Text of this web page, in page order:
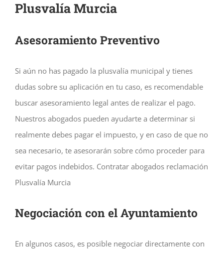
Plusvalía Murcia
Asesoramiento Preventivo
Si aún no has pagado la plusvalía municipal y tienes
dudas sobre su aplicación en tu caso, es recomendable
buscar asesoramiento legal antes de realizar el pago.
Nuestros abogados pueden ayudarte a determinar si
realmente debes pagar el impuesto, y en caso de que no
sea necesario, te asesorarán sobre cómo proceder para
evitar pagos indebidos. Contratar abogados reclamación
Plusvalía Murcia
Negociación con el Ayuntamiento
En algunos casos, es posible negociar directamente con